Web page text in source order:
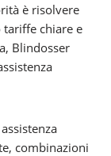
è risolvere
chiare e
Blindosser
combinazioni